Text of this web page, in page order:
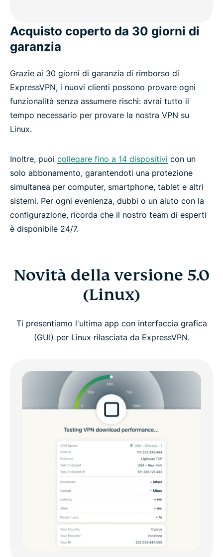
Acquisto coperto da 30 giorni di
garanzia
Grazie ai 30 giorni di garanzia di rimborso di
ExpressVPN, i nuovi clienti possono provare ogni
funzionalità senza assumere rischi: avrai tutto il
tempo necessario per provare la nostra VPN su
Linux.
Inoltre, puoi collegare fino a 14 dispositivi con un
solo abbonamento, garantendoti una protezione
simultanea per computer, smartphone, tablet e altri
sistemi. Per ogni evenienza, dubbi o un aiuto con la
configurazione, ricorda che il nostro team di esperti
è disponibile 24/7.
Novità della versione 5.0
(Linux)
Ti presentiamo l'ultima app con interfaccia grafica
(GUI) per Linux rilasciata da ExpressVPN.